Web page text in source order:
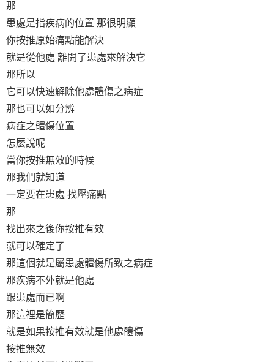
那
患處是指疾病的位置 那很明顯
你按推原始痛點能解決
就是從他處 離開了患處來解決它
那所以
它可以快速解除他處體傷之病症
那也可以如分辨
病症之體傷位置
怎麼說呢
當你按推無效的時候
那我們就知道
一定要在患處 找壓痛點
那
找出來之後你按推有效
就可以確定了
那這個就是屬患處體傷所致之病症
那疾病不外就是他處
跟患處而已啊
那這裡是簡歷
就是如果按推有效就是他處體傷
按推無效